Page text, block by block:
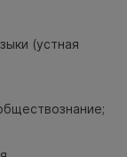
(устная